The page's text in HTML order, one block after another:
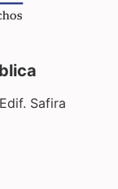
Safira